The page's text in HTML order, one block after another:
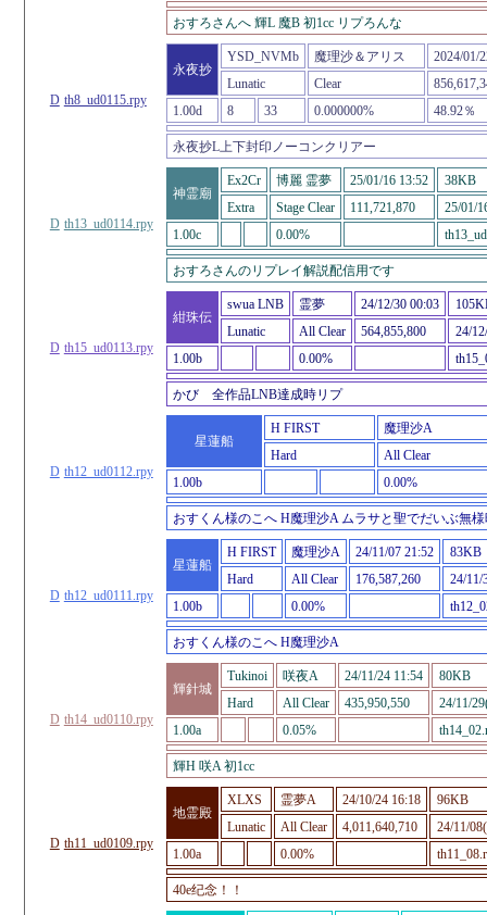
おすろさんへ 輝L 魔B 初1cc リプろんな
D th8_ud0115.rpy
永夜抄
YSD_NVMb 魔理沙＆アリス
2024/01/
Lunatic
Clear
1.00d
8 33 0.000000% 48.92％
永夜抄L上下封印ノーコンクリアー
D th13_ud0114.rpy
神霊廟
Ex2Cr 博麗 霊夢 25/01/16 13:52
38KB
Extra
Stage Clear 111,721,870
25/01/
1.00c
0.00%
おすろさんのリプレイ解説配信用です
D th15_ud0113.rpy
紺珠伝
swua LNB 霊夢 24/12/30 00:03
Lunatic
All Clear 564,855,800
24/
1.00b
0.00%
かび 全作品LNB達成時リプ
D th12_ud0112.rpy
星蓮船
H FIRST
魔理沙A
Hard
All Clear
1.00b
0.00%
おすくん様のこへ H魔理沙A ムラサと聖でだいぶ無
D th12_ud0111.rpy
星蓮船
H FIRST 魔理沙A 24/11/07 21:52
83KB
Hard
All Clear 176,587,260
24/11/
1.00b
0.00%
おすくん様のこへ H魔理沙A
D th14_ud0110.rpy
輝針城
Tukinoi 咲夜A 24/11/24 11:54
80KB
Hard
All Clear 435,950,550
24/11/
1.00a
0.05%
輝H 咲A 初1cc
D th11_ud0109.rpy
地霊殿
XLXS 霊夢A 24/10/24 16:18
96KB
Lunatic
All Clear 4,011,640,710
24/11/
1.00a
0.00%
40e纪念！！